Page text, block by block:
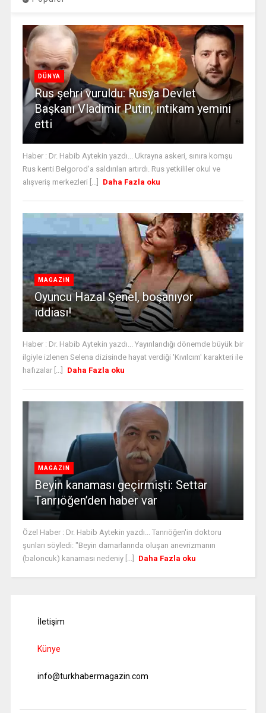
DÜNYA
Rus şehri vuruldu: Rusya Devlet
Başkanı Vladimir Putin, intikam yemini
etti
Haber : Dr. Habib Aytekin yazdı... Ukrayna askeri, sınıra komşu
Rus kenti Belgorod'a saldırıları artırdı. Rus yetkililer okul ve
alışveriş merkezleri [...]
Daha Fazla oku
MAGAZİN
Oyuncu Hazal Şenel, boşanıyor
iddiası!
Haber : Dr. Habib Aytekin yazdı... Yayınlandığı dönemde büyük bir
ilgiyle izlenen Selena dizisinde hayat verdiği 'Kıvılcım' karakteri ile
hafızalar [...]
Daha Fazla oku
MAGAZİN
Beyin kanaması geçirmişti: Settar
Tanrıöğen’den haber var
Özel Haber : Dr. Habib Aytekin yazdı... Tanrıöğen'in doktoru
şunları söyledi: "Beyin damarlarında oluşan anevrizmanın
(baloncuk) kanaması nedeniy [...]
Daha Fazla oku
İletişim
Künye
info@turkhabermagazin.com